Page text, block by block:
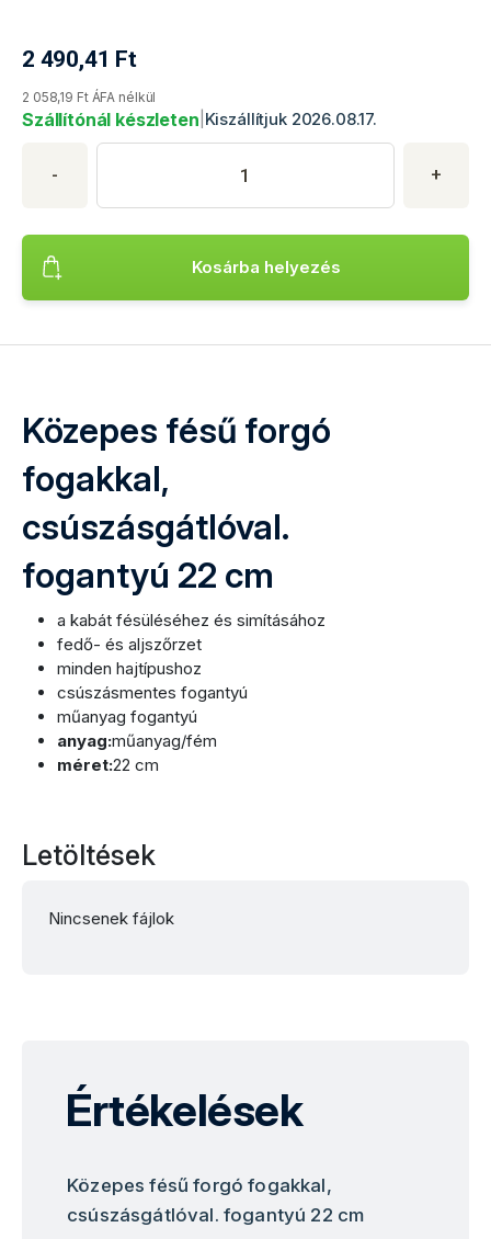
2 490,41 Ft
Termék aktuális ára
2 058,19 Ft ÁFA nélkül
Szállítónál készleten Kiszállítjuk 2026.08.17.
Termék mennyisége
- +
Adja meg a kívánt termékmennyiséget. Minimális
Kosárba helyezés
Termék hozzáadása Közepes fésű forgó fogakkal,
Közepes fésű forgó
fogakkal,
csúszásgátlóval.
fogantyú 22 cm
a kabát fésüléséhez és simításához
fedő- és aljszőrzet
minden hajtípushoz
csúszásmentes fogantyú
műanyag fogantyú
anyag:műanyag/fém
méret:22 cm
Letöltések
Nincsenek fájlok
Értékelések
Közepes fésű forgó fogakkal,
csúszásgátlóval. fogantyú 22 cm